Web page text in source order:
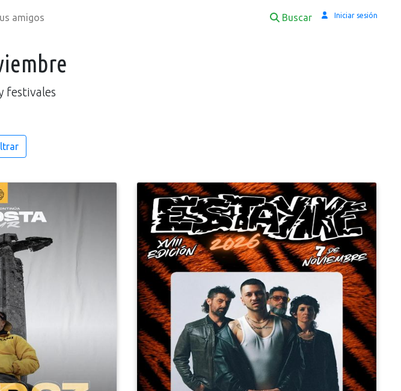
amigos Buscar Iniciar sesión
festivales